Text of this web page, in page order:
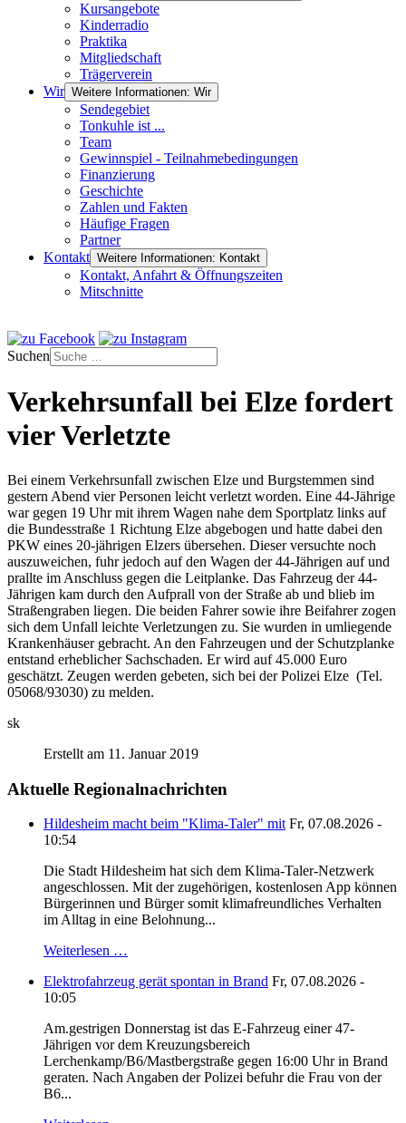
Kursangebote
Kinderradio
Praktika
Mitgliedschaft
Trägerverein
Wir Weitere Informationen: Wir
Sendegebiet
Tonkuhle ist ...
Team
Gewinnspiel - Teilnahmebedingungen
Finanzierung
Geschichte
Zahlen und Fakten
Häufige Fragen
Partner
Kontakt Weitere Informationen: Kontakt
Kontakt, Anfahrt & Öffnungszeiten
Mitschnitte
Suchen
Verkehrsunfall bei Elze fordert
vier Verletzte
Bei einem Verkehrsunfall zwischen Elze und Burgstemmen sind
gestern Abend vier Personen leicht verletzt worden. Eine 44-Jährige
war gegen 19 Uhr mit ihrem Wagen nahe dem Sportplatz links auf
die Bundesstraße 1 Richtung Elze abgebogen und hatte dabei den
PKW eines 20-jährigen Elzers übersehen. Dieser versuchte noch
auszuweichen, fuhr jedoch auf den Wagen der 44-Jährigen auf und
prallte im Anschluss gegen die Leitplanke. Das Fahrzeug der 44-
Jährigen kam durch den Aufprall von der Straße ab und blieb im
Straßengraben liegen. Die beiden Fahrer sowie ihre Beifahrer zogen
sich dem Unfall leichte Verletzungen zu. Sie wurden in umliegende
Krankenhäuser gebracht. An den Fahrzeugen und der Schutzplanke
entstand erheblicher Sachschaden. Er wird auf 45.000 Euro
geschätzt. Zeugen werden gebeten, sich bei der Polizei Elze (Tel.
05068/93030) zu melden.
sk
Erstellt am 11. Januar 2019
Aktuelle Regionalnachrichten
Hildesheim macht beim "Klima-Taler" mit Fr, 07.08.2026 -
10:54
Die Stadt Hildesheim hat sich dem Klima-Taler-Netzwerk
angeschlossen. Mit der zugehörigen, kostenlosen App können
Bürgerinnen und Bürger somit klimafreundliches Verhalten
im Alltag in eine Belohnung...
Weiterlesen …
Elektrofahrzeug gerät spontan in Brand Fr, 07.08.2026 -
10:05
Am.gestrigen Donnerstag ist das E-Fahrzeug einer 47-
Jährigen vor dem Kreuzungsbereich
Lerchenkamp/B6/Mastbergstraße gegen 16:00 Uhr in Brand
geraten. Nach Angaben der Polizei befuhr die Frau von der
B6...